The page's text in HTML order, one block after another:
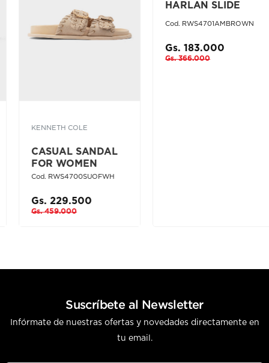
KENNETH COLE
CASUAL SANDAL
FOR WOMEN
Cod. RWS4700SUOFWH
Gs. 229.500
Gs. 459.000
HARLAN SLIDE
Cod. RWS4701AMBROWN
Gs. 183.000
Gs. 366.000
Suscríbete al Newsletter
Infórmate de nuestras ofertas y novedades directamente en
tu email.